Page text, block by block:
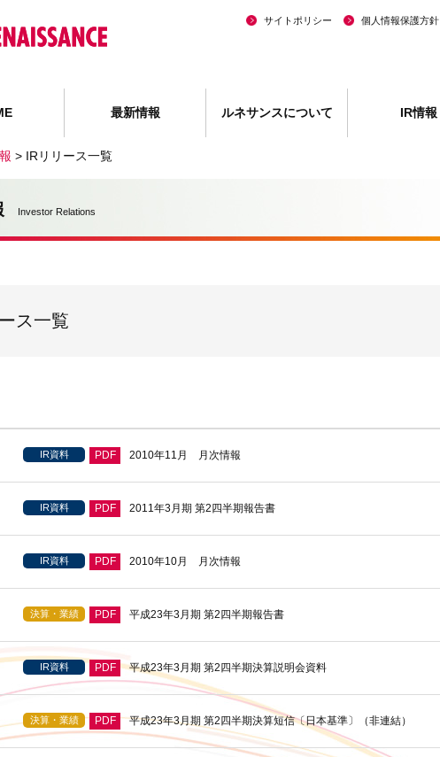
最新情報 ルネサンスについて IR情報
サイトポリシー 個人情報保護方針
> IRリリース一覧
Investor Relations
ス一覧
IR資料 PDF 2010年11月 月次情報
IR資料 PDF 2011年3月期 第2四半期報告書
IR資料 PDF 2010年10月 月次情報
決算・業績 PDF 平成23年3月期 第2四半期報告書
IR資料 PDF 平成23年3月期 第2四半期決算説明会資料
決算・業績 PDF 平成23年3月期 第2四半期決算短信〔日本基準〕（非連結）